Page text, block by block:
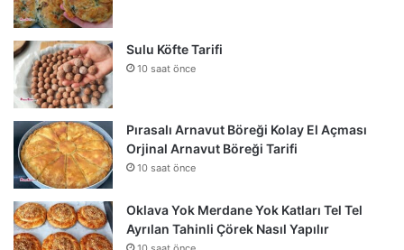
Sulu Köfte Tarifi
10 saat önce
Pırasalı Arnavut Böreği Kolay El Açması
Orjinal Arnavut Böreği Tarifi
10 saat önce
Oklava Yok Merdane Yok Katları Tel Tel
Ayrılan Tahinli Çörek Nasıl Yapılır